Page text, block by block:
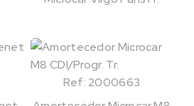
Ref: 2000663